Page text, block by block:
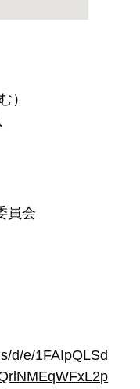
）
員会
d/e/1FAIpQLSd